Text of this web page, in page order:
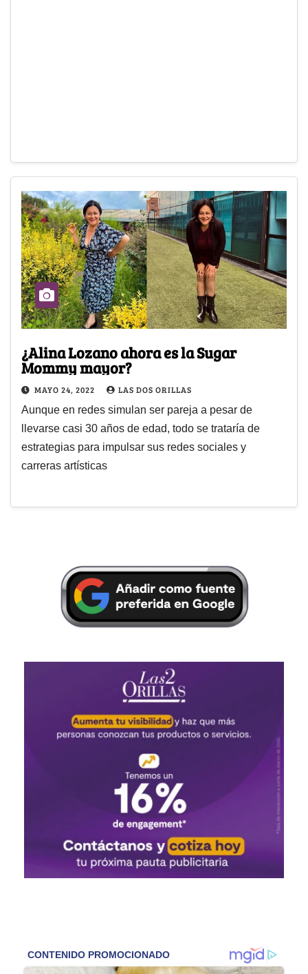
¿Alina Lozano ahora es la Sugar
Mommy mayor?
MAYO 24, 2022 LAS DOS ORILLAS
Aunque en redes simulan ser pareja a pesar de
llevarse casi 30 años de edad, todo se trataría de
estrategias para impulsar sus redes sociales y
carreras artísticas